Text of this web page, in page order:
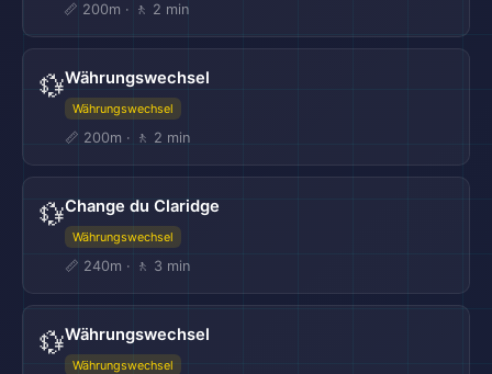
📏 200m · 🚶 2 min
💱Währungswechsel
Währungswechsel
📏 200m · 🚶 2 min
💱Change du Claridge
Währungswechsel
📏 240m · 🚶 3 min
💱Währungswechsel
Währungswechsel